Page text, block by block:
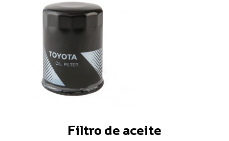
Filtro de aceite